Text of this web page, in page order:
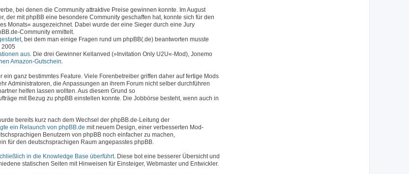
bei denen die Community attraktive Preise gewinnen konnte. Im August
der mit phpBB eine besondere Community geschaffen hat, konnte sich für den
Monats« ausgezeichnet. Dabei wurde der eine Sieger durch eine Jury
Community ermittelt.
, bei dem man einige Fragen rund um phpBB(.de) beantworten musste
2005
aus. Die drei Gewinner Kellanved (»Invitation Only U2U«-Mod), Jonemo
Amazon-Gutschein.
ganz bestimmtes Feature. Viele Forenbetreiber griffen daher auf fertige Mods
Administratoren, die Anpassungen an ihrem Forum nicht selber durchführen
helfen lassen wollten. Aus diesem Grund so
mit Bezug zu phpBB einstellen konnte. Die Jobbörse besteht, wenn auch in
bereits kurz nach dem Wechsel der phpBB.de-Leitung der
ein Relaunch von phpBB.de mit neuem Design, einer verbesserten Mod-
Benutzern von phpBB noch einfacher zu machen,
für den deutschsprachigen Raum angepasstes phpBB.
in die Knowledge Base überführt. Diese bot eine besserer Übersicht und
statischen Seiten mit Hinweisen für Einsteiger, Webmaster und Entwickler.